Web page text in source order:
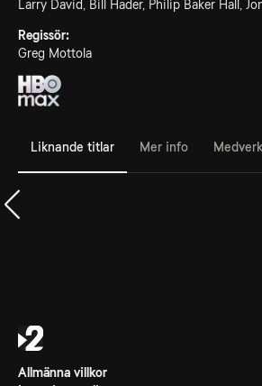
Larry David, Bill Hader, Philip Baker Hall,
Regissör:
Greg Mottola
Liknande titlar Mer info
Allmänna villkor